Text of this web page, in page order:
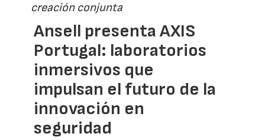
creación conjunta
Ansell presenta AXIS
Portugal: laboratorios
inmersivos que
impulsan el futuro de la
innovación en
seguridad